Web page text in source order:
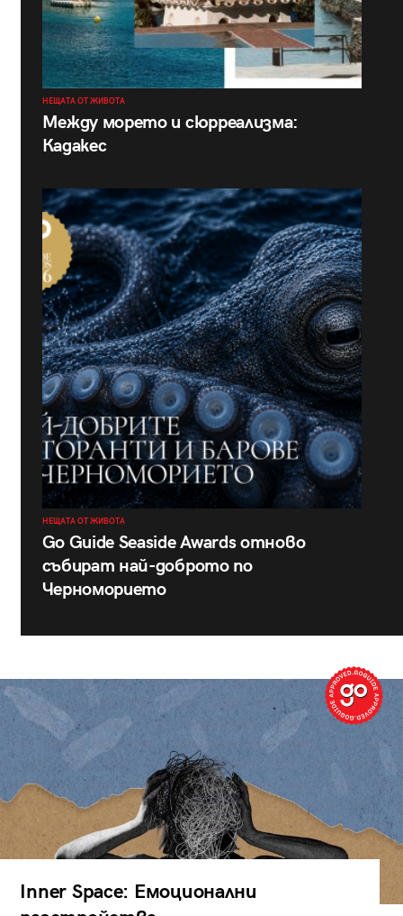
НЕЩАТА ОТ ЖИВОТА
Между морето и сюрреализма:
Кадакес
НЕЩАТА ОТ ЖИВОТА
Go Guide Seaside Awards отново
събират най-доброто по
Черноморието
Inner Space: Емоционални